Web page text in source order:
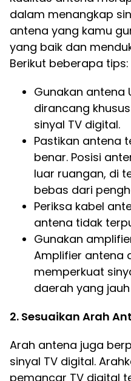
dalam menangkap
antena yang kamu
yang baik dan
Berikut beberapa tips:
Gunakan antena
dirancang
sinyal TV digital.
Pastikan antena
benar. Posisi
luar ruangan, di
bebas dari
Periksa kabel
antena tidak
Gunakan
Amplifier antena
memperkuat
daerah yang
2. Sesuaikan Arah
Arah antena juga
sinyal TV digital.
pemancar TV digital